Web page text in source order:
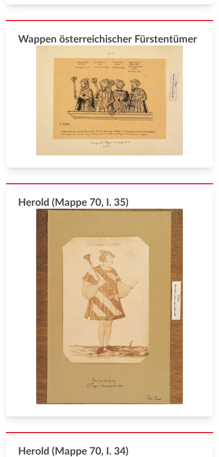
Wappen österreichischer Fürstentümer
Herold (Mappe 70, I. 35)
Herold (Mappe 70, I. 34)